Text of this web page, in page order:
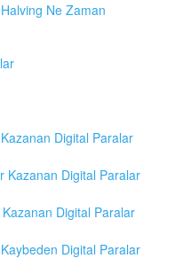
Ne Zaman
Digital Paralar
Kazanan Digital Paralar
Digital Paralar
Digital Paralar